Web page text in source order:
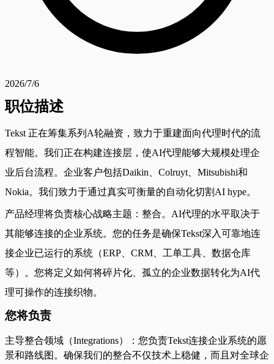
2026/7/6
职位描述
Tekst 正在筹集系列A轮融资，致力于重建面向代理时代的流
程智能。我们正在构建连接层，使AI代理能够大规模处理企
业后台流程。企业客户包括Daikin、Colruyt、Mitsubishi和
Nokia。我们致力于通过真实可衡量的自动化切割AI hype。
产品经理将负责核心战略主题：整合。AI代理的水平取决于
其能够连接的企业系统。您的任务是确保Tekst深入可靠地连
接企业已运行的系统（ERP、CRM、工单工具、数据仓库
等）。您将定义如何将碎片化、孤立的企业数据转化为AI代
理可操作的连接织物。
您将负责
主导整合领域（Integrations）：您负责Tekst连接企业系统的愿
景和路线图。确保我们的整合不仅技术上稳健，而且对全球企